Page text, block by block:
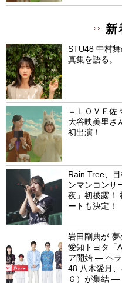
新
STU48 中村
真集を語る。
＝ＬＯＶＥ佐
大谷映美里さ
初出演！
Rain Tree、
ンマンコンサ
夜」初披露！
ートも決定！
岩田剛典が”
愛知トヨタ「
ア開始 ― ヘ
48 八木愛月
Ｇ）が集結 ―